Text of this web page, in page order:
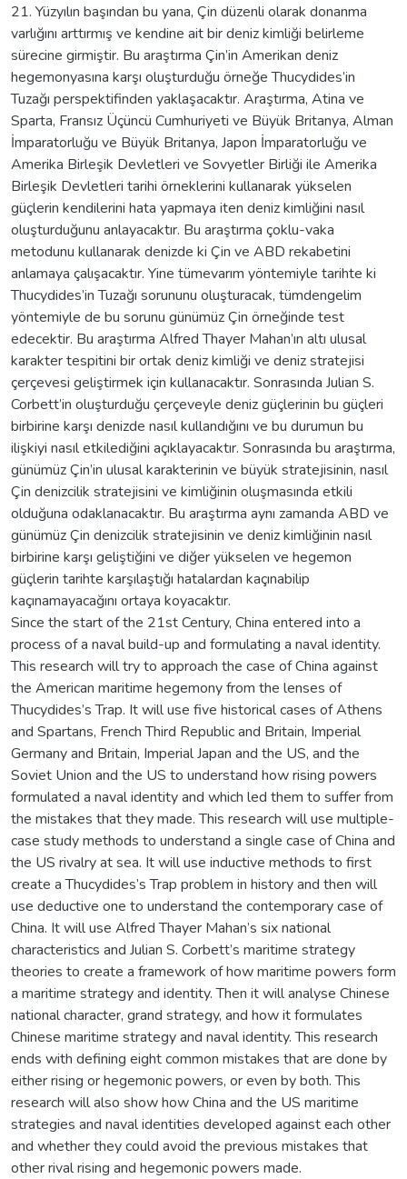
21. Yüzyılın başından bu yana, Çin düzenli olarak donanma
varlığını arttırmış ve kendine ait bir deniz kimliği belirleme
sürecine girmiştir. Bu araştırma Çin’in Amerikan deniz
hegemonyasına karşı oluşturduğu örneğe Thucydides’in
Tuzağı perspektifinden yaklaşacaktır. Araştırma, Atina ve
Sparta, Fransız Üçüncü Cumhuriyeti ve Büyük Britanya, Alman
İmparatorluğu ve Büyük Britanya, Japon İmparatorluğu ve
Amerika Birleşik Devletleri ve Sovyetler Birliği ile Amerika
Birleşik Devletleri tarihi örneklerini kullanarak yükselen
güçlerin kendilerini hata yapmaya iten deniz kimliğini nasıl
oluşturduğunu anlayacaktır. Bu araştırma çoklu-vaka
metodunu kullanarak denizde ki Çin ve ABD rekabetini
anlamaya çalışacaktır. Yine tümevarım yöntemiyle tarihte ki
Thucydides’in Tuzağı sorununu oluşturacak, tümdengelim
yöntemiyle de bu sorunu günümüz Çin örneğinde test
edecektir. Bu araştırma Alfred Thayer Mahan’ın altı ulusal
karakter tespitini bir ortak deniz kimliği ve deniz stratejisi
çerçevesi geliştirmek için kullanacaktır. Sonrasında Julian S.
Corbett’in oluşturduğu çerçeveyle deniz güçlerinin bu güçleri
birbirine karşı denizde nasıl kullandığını ve bu durumun bu
ilişkiyi nasıl etkilediğini açıklayacaktır. Sonrasında bu araştırma,
günümüz Çin’in ulusal karakterinin ve büyük stratejisinin, nasıl
Çin denizcilik stratejisini ve kimliğinin oluşmasında etkili
olduğuna odaklanacaktır. Bu araştırma aynı zamanda ABD ve
günümüz Çin denizcilik stratejisinin ve deniz kimliğinin nasıl
birbirine karşı geliştiğini ve diğer yükselen ve hegemon
güçlerin tarihte karşılaştığı hatalardan kaçınabilip
kaçınamayacağını ortaya koyacaktır.
Since the start of the 21st Century, China entered into a
process of a naval build-up and formulating a naval identity.
This research will try to approach the case of China against
the American maritime hegemony from the lenses of
Thucydides’s Trap. It will use five historical cases of Athens
and Spartans, French Third Republic and Britain, Imperial
Germany and Britain, Imperial Japan and the US, and the
Soviet Union and the US to understand how rising powers
formulated a naval identity and which led them to suffer from
the mistakes that they made. This research will use multiple-
case study methods to understand a single case of China and
the US rivalry at sea. It will use inductive methods to first
create a Thucydides’s Trap problem in history and then will
use deductive one to understand the contemporary case of
China. It will use Alfred Thayer Mahan’s six national
characteristics and Julian S. Corbett’s maritime strategy
theories to create a framework of how maritime powers form
a maritime strategy and identity. Then it will analyse Chinese
national character, grand strategy, and how it formulates
Chinese maritime strategy and naval identity. This research
ends with defining eight common mistakes that are done by
either rising or hegemonic powers, or even by both. This
research will also show how China and the US maritime
strategies and naval identities developed against each other
and whether they could avoid the previous mistakes that
other rival rising and hegemonic powers made.